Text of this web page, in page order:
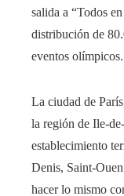
salida a “Todos
distribución de
eventos olímpicos.
La ciudad de
la región de Ile-
establecimiento
Denis, Saint-
hacer lo mismo